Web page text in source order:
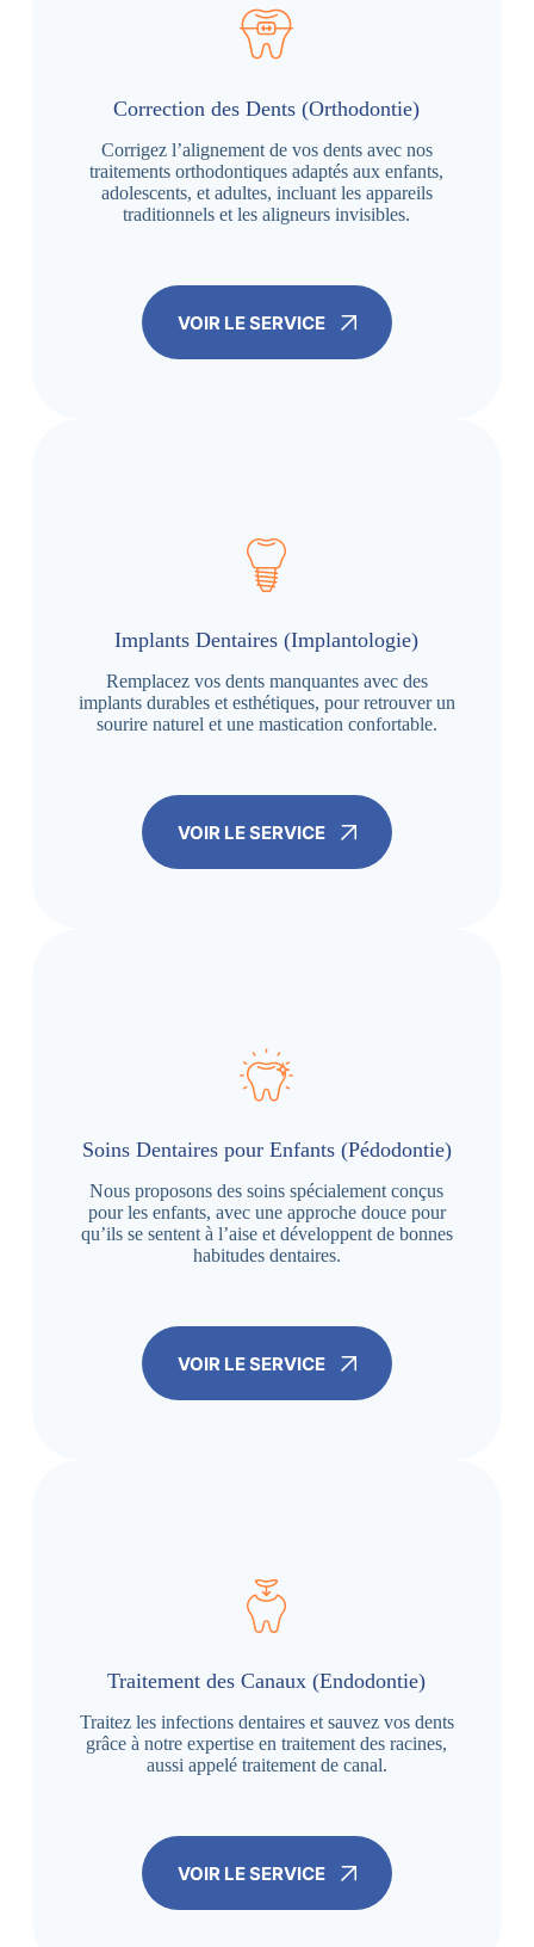
Correction des Dents (Orthodontie)
Corrigez l’alignement de vos dents avec nos
traitements orthodontiques adaptés aux enfants,
adolescents, et adultes, incluant les appareils
traditionnels et les aligneurs invisibles.
VOIR LE SERVICE
Implants Dentaires (Implantologie)
Remplacez vos dents manquantes avec des
implants durables et esthétiques, pour retrouver un
sourire naturel et une mastication confortable.
VOIR LE SERVICE
Soins Dentaires pour Enfants (Pédodontie)
Nous proposons des soins spécialement conçus
pour les enfants, avec une approche douce pour
qu’ils se sentent à l’aise et développent de bonnes
habitudes dentaires.
VOIR LE SERVICE
Traitement des Canaux (Endodontie)
Traitez les infections dentaires et sauvez vos dents
grâce à notre expertise en traitement des racines,
aussi appelé traitement de canal.
VOIR LE SERVICE